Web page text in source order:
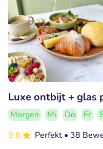
Luxe ontbijt + glas
Morgen Mi Do Fr
9.6
Perfekt • 38